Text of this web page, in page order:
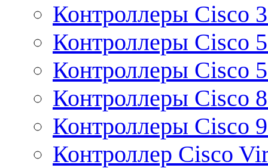
Контроллеры Cisco
Контроллеры Cisco
Контроллеры Cisco
Контроллеры Cisco
Контроллеры Cisco
Контроллер Cisco